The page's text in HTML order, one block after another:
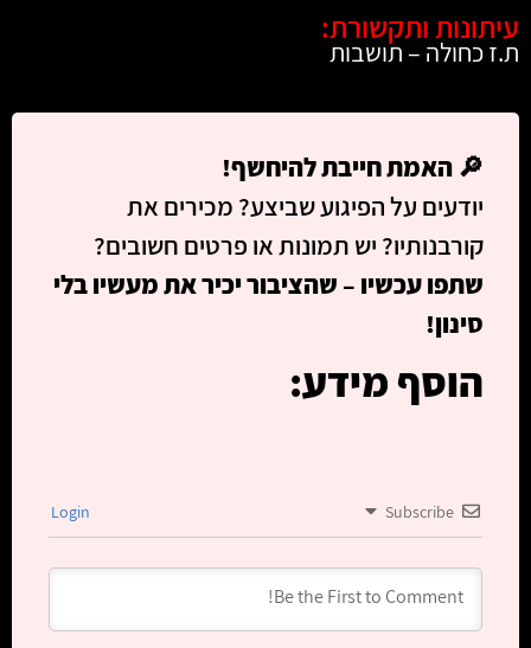
עיתונות ותקשורת:
ת.ז כחולה – תושבות
🔎 האמת חייבת להיחשף!
יודעים על הפיגוע שביצע? מכירים את
קורבנותיו? יש תמונות או פרטים חשובים?
שתפו עכשיו – שהציבור יכיר את מעשיו בלי
סינון!
הוסף מידע:
Subscribe